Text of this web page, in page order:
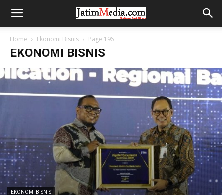
Home Ekonomi Bisnis Page 196
EKONOMI BISNIS
EKONOMI BISNIS